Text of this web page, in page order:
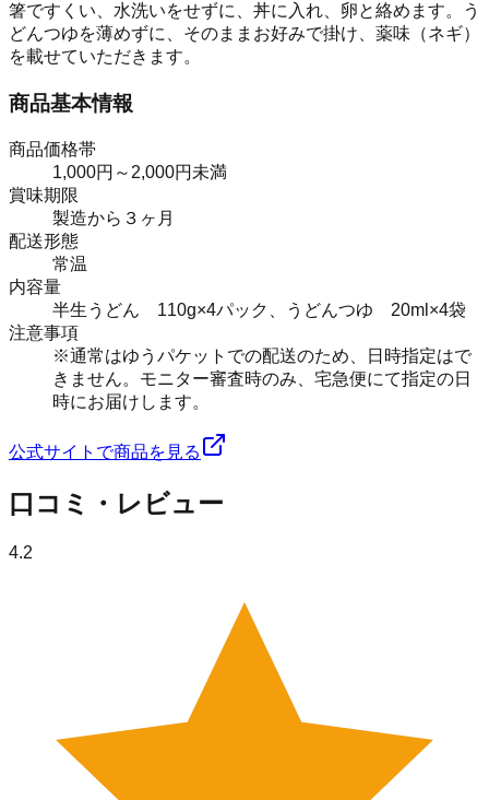
箸ですくい、水洗いをせずに、丼に入れ、卵と絡めます。う
どんつゆを薄めずに、そのままお好みで掛け、薬味（ネギ）
を載せていただきます。
商品基本情報
商品価格帯
1,000円～2,000円未満
賞味期限
製造から３ヶ月
配送形態
常温
内容量
半生うどん 110g×4パック、うどんつゆ 20ml×4袋
注意事項
※通常はゆうパケットでの配送のため、日時指定はで
きません。モニター審査時のみ、宅急便にて指定の日
時にお届けします。
公式サイトで商品を見る
口コミ・レビュー
4.2